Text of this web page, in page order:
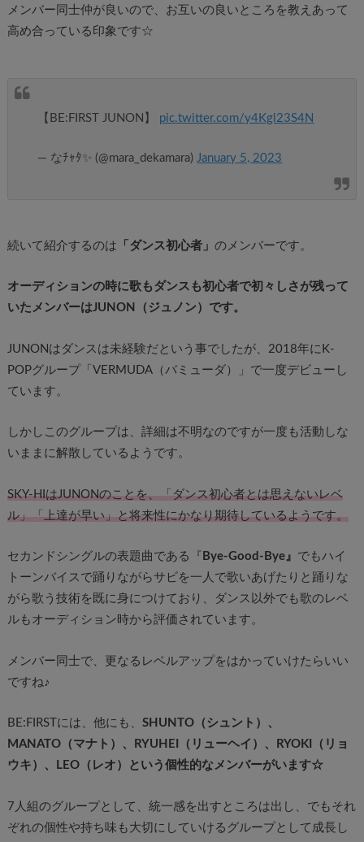
メンバー同士仲が良いので、お互いの良いところを教えあって
高め合っている印象です☆
【BE:FIRST JUNON】 pic.twitter.com/y4Kgl23S4N
— なﾁｬﾀ✨ (@mara_dekamara) January 5, 2023
続いて紹介するのは 「ダンス初心者」 のメンバーです。
オーディションの時に歌もダンスも初心者で初々しさが残って
いたメンバーはJUNON（ジュノン）です。
JUNONはダンスは未経験だという事でしたが、2018年にK-
POPグループ「VERMUDA（バミューダ）」で一度デビューし
ています。
しかしこのグループは、詳細は不明なのですが一度も活動しな
いままに解散しているようです。
SKY-HIはJUNONのことを、「ダンス初心者とは思えないレベ
ル」「上達が早い」と将来性にかなり期待しているようです。
セカンドシングルの表題曲である『 Bye-Good-Bye』 でもハイ
トーンバイスで踊りながらサビを一人で歌いあげたりと踊りな
がら歌う技術を既に身につけており、ダンス以外でも歌のレベ
ルもオーディション時から評価されています。
メンバー同士で、更なるレベルアップをはかっていけたらいい
ですね♪
BE:FIRSTには、他にも、 SHUNTO（シュント）、
MANATO（マナト）、RYUHEI（リューヘイ）、RYOKI（リョ
ウキ）、LEO（レオ）という個性的なメンバーがいます☆
7人組のグループとして、統一感を出すところは出し、でもそれ
ぞれの個性や持ち味も大切にしていけるグループとして成長し